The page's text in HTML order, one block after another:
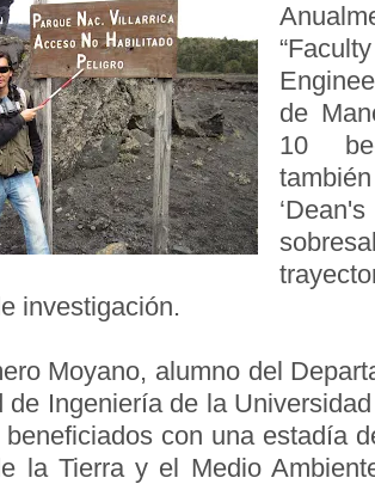
de
10
investigación.
Moyano, alumno del
de Ingeniería de la
con una estadía
la Tierra y el Medio